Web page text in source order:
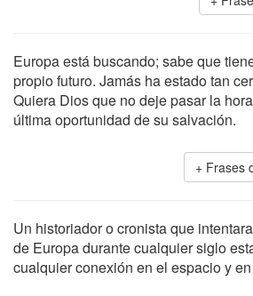
Europa está buscando; sabe que
propio futuro. Jamás ha estado tan
Quiera Dios que no deje pasar la
última oportunidad de su salvación.
Frases
Un historiador o cronista que
de Europa durante cualquier siglo
cualquier conexión en el espacio y